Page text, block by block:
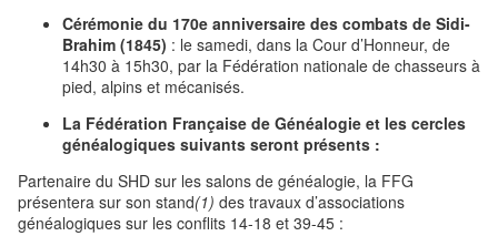
Cérémonie du 170e anniversaire des combats de Sidi-
Brahim (1845) : le samedi, dans la Cour d’Honneur, de
14h30 à 15h30, par la Fédération nationale de chasseurs à
pied, alpins et mécanisés.
La Fédération Française de Généalogie et les cercles
généalogiques suivants seront présents :
Partenaire du SHD sur les salons de généalogie, la FFG
présentera sur son stand(1) des travaux d’associations
généalogiques sur les conflits 14-18 et 39-45 :